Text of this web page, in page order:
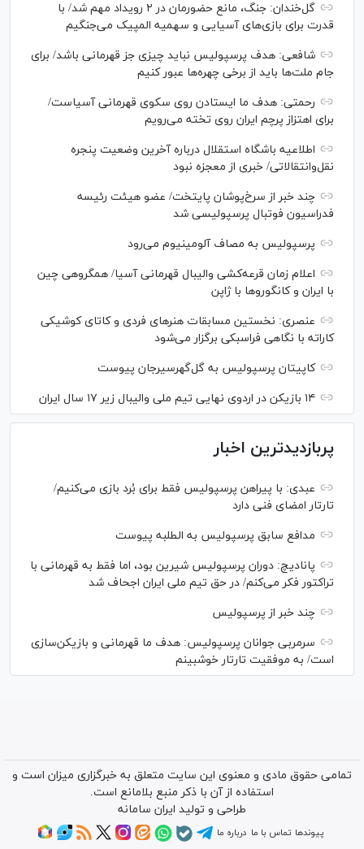
گل‌خندان: جنگ، مانع حضورمان در ۲ رویداد مهم شد/ با
قدرت برای بازی‌های آسیایی و سهمیه المپیک می‌جنگیم
شافعی: هدف پرسپولیس نباید چیزی جز قهرمانی باشد/ برای
جام ملت‌ها باید از برخی چهره‌ها عبور کنیم
رحمتی: هدف ما ایستادن روی سکوی قهرمانی آسیاست/
برای اهتزاز پرچم ایران روی تخته می‌رویم
اطلاعیه باشگاه استقلال درباره آخرین وضعیت پنجره
نقل‌وانتقالاتی/ خبری از معجزه نبود
چند خبر از سرخ‌پوشان پایتخت/ عضو هیئت رئیسه
فدراسیون فوتبال پرسپولیسی شد
پرسپولیس به مصاف آلومینیوم می‌رود
اعلام زمان قرعه‌کشی والیبال قهرمانی آسیا/ همگروهی چین
با ایران و کانگورو‌ها با ژاپن
عنصری: نخستین مسابقات هنر‌های فردی و کاتای کوشیکی
کاراته با نگاهی فراسبکی برگزار می‌شود
کاپیتان پرسپولیس به گل‌گهرسیرجان پیوست
۱۴ بازیکن در اردوی نهایی تیم ملی والیبال زیر ۱۷ سال ایران
پربازدیدترین اخبار
عبدی: با پیراهن پرسپولیس فقط برای بُرد بازی می‌کنیم/
تارتار امضای فنی دارد
مدافع سابق پرسپولیس به الطلبه پیوست
پانادیچ: دوران پرسپولیس شیرین بود، اما فقط به قهرمانی با
تراکتور فکر می‌کنم/ در حق تیم ملی ایران اجحاف شد
چند خبر از پرسپولیس
سرمربی جوانان پرسپولیس: هدف ما قهرمانی و بازیکن‌سازی
است/ به موفقیت تارتار خوشبینم
تمامی حقوق مادی و معنوی این سایت متعلق به خبرگزاری میزان است و
استفاده از آن با ذکر منبع بلامانع است.
طراحی و تولید ایران سامانه
پیوندها تماس با ما درباره ما